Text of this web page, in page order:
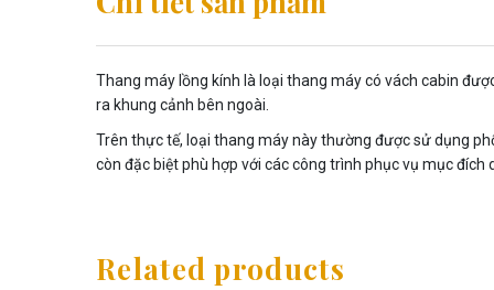
Thang máy lồng kính là loại thang máy có vách cabin
ra khung cảnh bên ngoài.
Trên thực tế, loại thang máy này thường được sử dụng
còn đặc biệt phù hợp với các công trình phục vụ mục
Related products